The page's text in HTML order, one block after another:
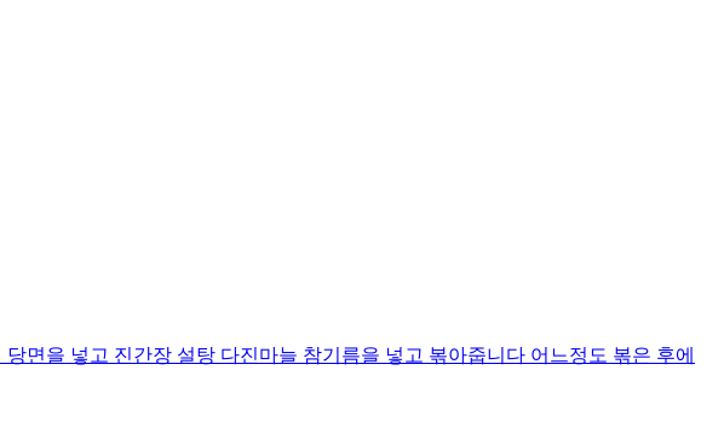
면을 넣고 진간장 설탕 다진마늘 참기름을 넣고 볶아줍니다 어느정도 볶은 후에